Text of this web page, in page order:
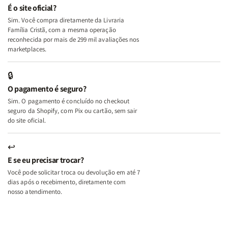
e
Deus
+
A
Mulher
Lar
+
A
Lar
É o site oficial?
Sim. Você compra diretamente da Livraria
Família Cristã, com a mesma operação
reconhecida por mais de 299 mil avaliações nos
marketplaces.
🔒
O pagamento é seguro?
Sim. O pagamento é concluído no checkout
seguro da Shopify, com Pix ou cartão, sem sair
do site oficial.
↩
E se eu precisar trocar?
Você pode solicitar troca ou devolução em até 7
dias após o recebimento, diretamente com
nosso atendimento.